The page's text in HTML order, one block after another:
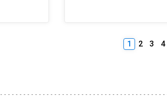
1 2 3 4